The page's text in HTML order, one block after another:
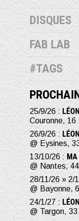
DISQUES
FAB LAB
#TAGS
25/9/26 :
Couronne, 16
26/9/26 :
@ Eysines,
13/10/26 :
@ Nantes, 44
28/11/26 » 2/
@ Bayonne,
24/1/27 :
@ Targon, 33